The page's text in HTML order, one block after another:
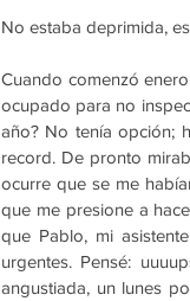
No estaba deprimida,
Cuando comenzó
ocupado para no
año? No tenía opción;
record. De pronto
ocurre que se me
que me presione a
que Pablo, mi
urgentes. Pensé:
angustiada, un lunes